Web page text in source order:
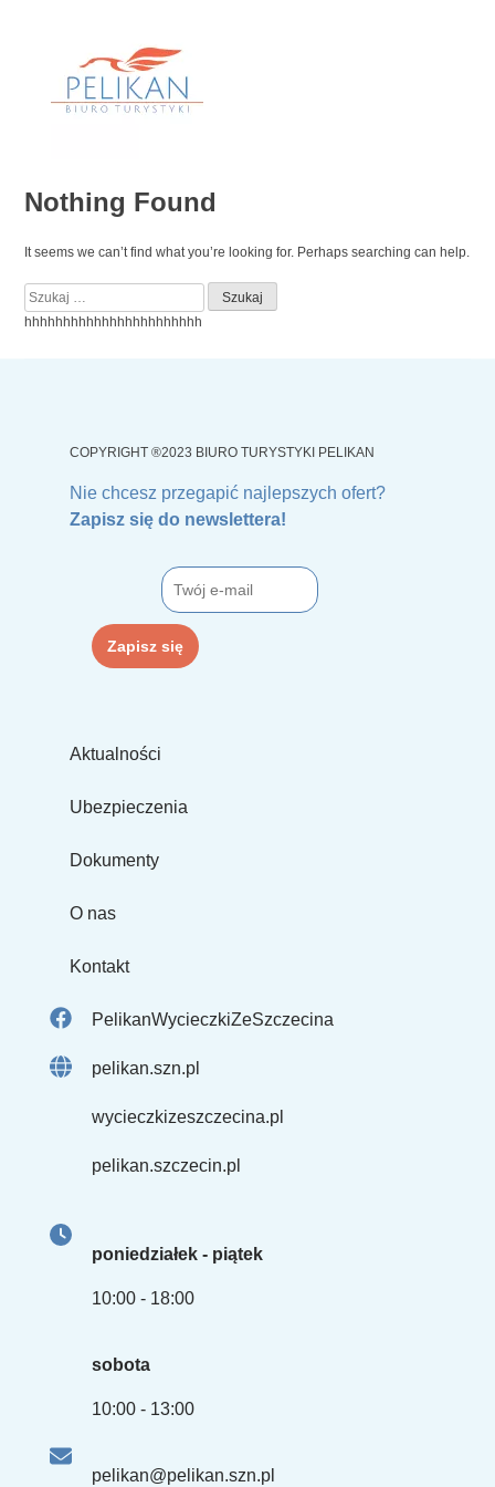
Nothing Found
It seems we can’t find what you’re looking for. Perhaps searching can help.
Szukaj:
hhhhhhhhhhhhhhhhhhhhhhh
Nie chcesz przegapić najlepszych ofert?
Zapisz się do newslettera!
COPYRIGHT ®2023 BIURO TURYSTYKI PELIKAN
Aktualności
Ubezpieczenia
Dokumenty
O nas
Kontakt
PelikanWycieczkiZeSzczecina
pelikan.szn.pl
wycieczkizeszczecina.pl
pelikan.szczecin.pl
poniedziałek - piątek
10:00 - 18:00
sobota
10:00 - 13:00
pelikan@pelikan.szn.pl